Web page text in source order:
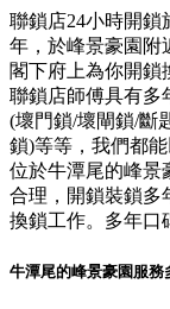
聯鎖店24小時開鎖
年，於峰景豪園附
閣下府上為你開鎖
聯鎖店師傅具有多
(壞門鎖/壞閘鎖/斷
鎖)等等，我們都
位於牛潭尾的峰景
合理，開鎖裝鎖多
換鎖工作。多年口
牛潭尾的峰景豪園服務